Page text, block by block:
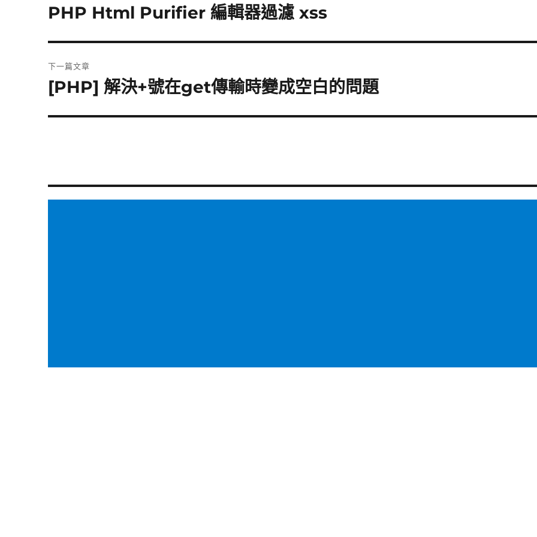
章
上
篇
PHP Html Purifier 編輯器過濾 xss
下一篇文章
下
篇
[PHP] 解決+號在get傳輸時變成空白的問題